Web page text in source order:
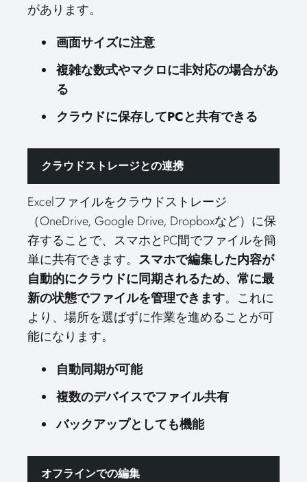
があります。
画面サイズに注意
複雑な数式やマクロに非対応の場合があ
る
クラウドに保存してPCと共有できる
クラウドストレージとの連携
Excelファイルをクラウドストレージ
（OneDrive, Google Drive, Dropboxなど）に保
存することで、スマホとPC間でファイルを簡
単に共有できます。 スマホで編集した内容が
自動的にクラウドに同期されるため、常に最
新の状態でファイルを管理できます。これに
より、場所を選ばずに作業を進めることが可
能になります。
自動同期が可能
複数のデバイスでファイル共有
バックアップとしても機能
オフラインでの編集